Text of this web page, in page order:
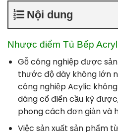
Nội dung
Nhược điểm Tủ Bếp
Gỗ công nghiệp được
thước độ dày không lớn
công nghiệp Acylic
dáng cổ điển cầu kỳ
phong cách đơn giản và
Việc sản xuất sản phẩm